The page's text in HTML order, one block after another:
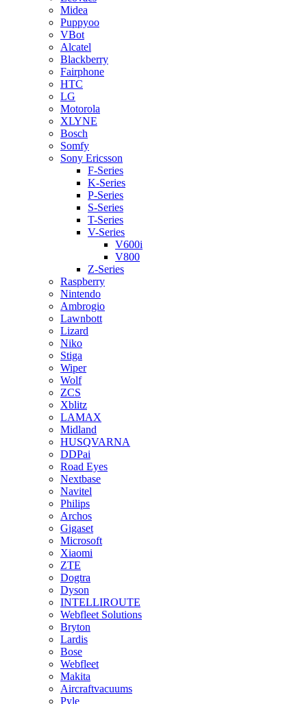
Midea
Puppyoo
VBot
Alcatel
Blackberry
Fairphone
HTC
LG
Motorola
XLYNE
Bosch
Somfy
Sony Ericsson
F-Series
K-Series
P-Series
S-Series
T-Series
V-Series
V600i
V800
Z-Series
Raspberry
Nintendo
Ambrogio
Lawnbott
Lizard
Niko
Stiga
Wiper
Wolf
ZCS
Xblitz
LAMAX
Midland
HUSQVARNA
DDPai
Road Eyes
Nextbase
Navitel
Philips
Archos
Gigaset
Microsoft
Xiaomi
ZTE
Dogtra
Dyson
INTELLIROUTE
Webfleet Solutions
Bryton
Lardis
Bose
Webfleet
Makita
Aircraftvacuums
Pyle